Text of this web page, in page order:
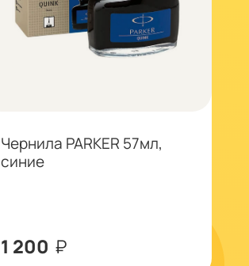
Чернила PARKER 57мл,
синие
1 200 ₽